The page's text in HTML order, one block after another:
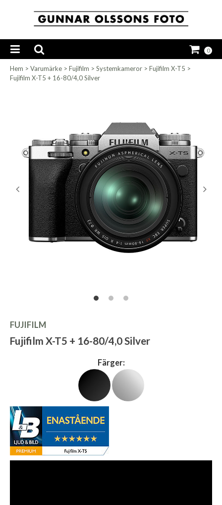
0
Hem > Varumärke > Fujifilm > Systemkameror > Fujifilm X-T5 >
Fujifilm X-T5 + 16-80/4,0 Silver
FUJIFILM
Fujifilm X-T5 + 16-80/4,0 Silver
Färger: